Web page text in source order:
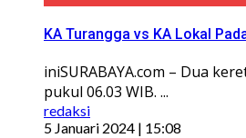
KA Turangga vs KA Lokal
iniSURABAYA.com – Dua
pukul 06.03 WIB. ...
redaksi
5 Januari 2024 | 15:08